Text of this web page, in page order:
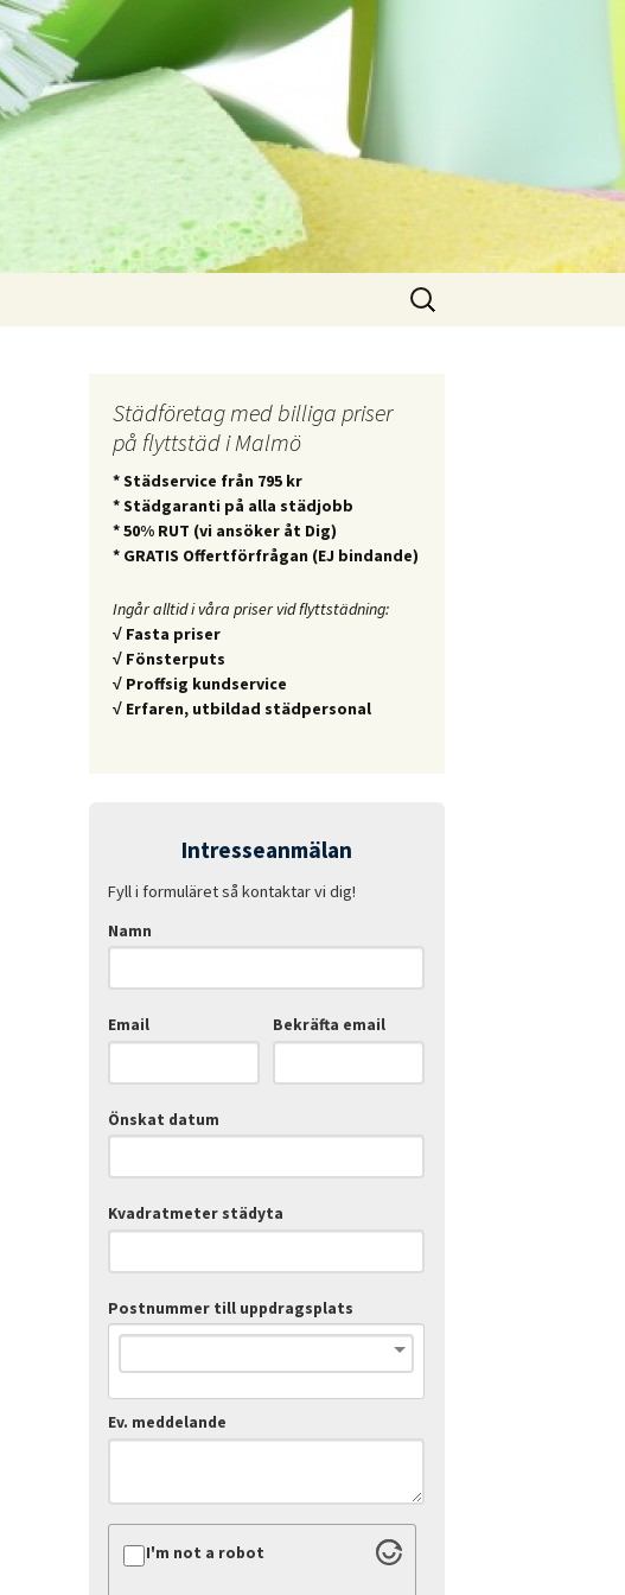
Sök
efter:
Städföretag med billiga priser
på flyttstäd i Malmö
* Städservice från 795 kr
* Städgaranti på alla städjobb
* 50% RUT (vi ansöker åt Dig)
* GRATIS Offertförfrågan (EJ bindande)
Ingår alltid i våra priser vid flyttstädning:
√ Fasta priser
√ Fönsterputs
√ Proffsig kundservice
√ Erfaren, utbildad städpersonal
Intresseanmälan
Fyll i formuläret så kontaktar vi dig!
Namn
Email Bekräfta email
Önskat datum
Kvadratmeter städyta
Postnummer till uppdragsplats
Ev. meddelande
I'm not a robot